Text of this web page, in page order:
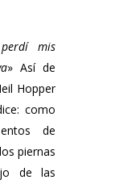
mis
» Así de
Hopper
como
de
piernas
de las